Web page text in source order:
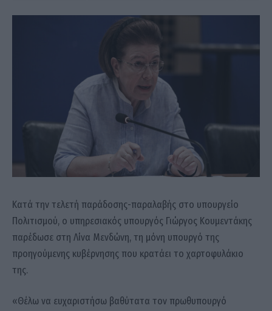
Κατά την τελετή παράδοσης-παραλαβής στο υπουργείο
Πολιτισμού, ο υπηρεσιακός υπουργός Γιώργος Κουμεντάκης
παρέδωσε στη Λίνα Μενδώνη, τη μόνη υπουργό της
προηγούμενης κυβέρνησης που κρατάει το χαρτοφυλάκιο
της.
«Θέλω να ευχαριστήσω βαθύτατα τον πρωθυπουργό